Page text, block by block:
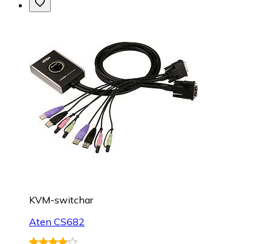
KVM-switchar
Aten CS682